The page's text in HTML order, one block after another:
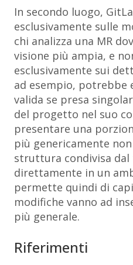
In secondo luogo,
esclusivamente sulle
chi analizza una MR
visione più ampia, e
esclusivamente sui
ad esempio, potrebbe
valida se presa
del progetto nel suo
presentare una
più genericamente
struttura condivisa dal
direttamente in un
permette quindi di
modifiche vanno ad
più generale.
Riferimenti